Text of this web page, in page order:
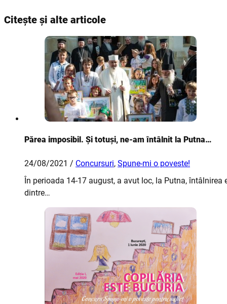
Citește și alte articole
Părea imposibil. Și totuși, ne-am întâlnit la Putna…
24/08/2021 / Concursuri, Spune-mi o poveste!
În perioada 14-17 august, a avut loc, la Putna,
dintre…